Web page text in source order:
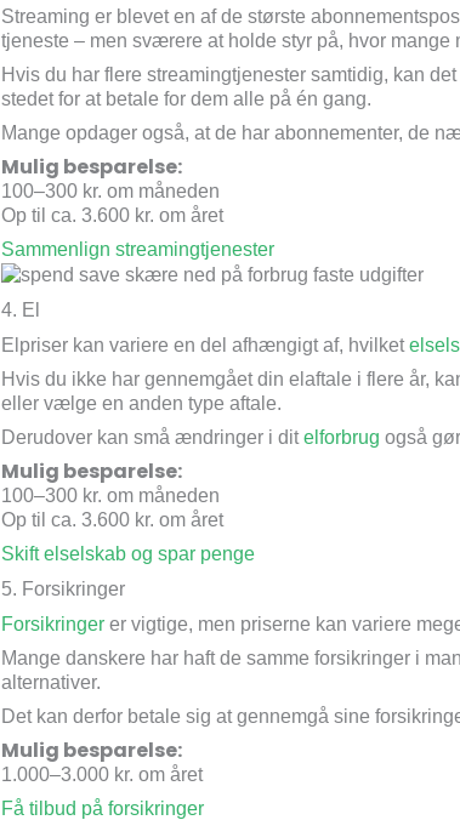
Streaming er blevet en af de største
tjeneste – men sværere at holde styr på, hvor mange
Hvis du har flere streamingtjenester samtidig, kan
stedet for at betale for dem alle på én gang.
Mange opdager også, at de har abonnementer, de
Mulig besparelse:
100–300 kr. om måneden
Op til ca. 3.600 kr. om året
Sammenlign streamingtjenester
4. El
Elpriser kan variere en del afhængigt af, hvilket
Hvis du ikke har gennemgået din elaftale i flere år,
eller vælge en anden type aftale.
Derudover kan små ændringer i ditelforbrug også
Mulig besparelse:
100–300 kr. om måneden
Op til ca. 3.600 kr. om året
Skift elselskab og spar penge
5. Forsikringer
Forsikringer er vigtige, men priserne kan variere
Mange danskere har haft de samme forsikringer i
alternativer.
Det kan derfor betale sig at gennemgå sine
Mulig besparelse:
1.000–3.000 kr. om året
Få tilbud på forsikringer